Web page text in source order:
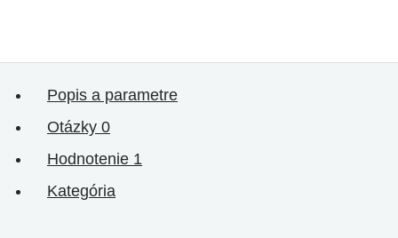
Popis a parametre
Otázky 0
Hodnotenie 1
Kategória